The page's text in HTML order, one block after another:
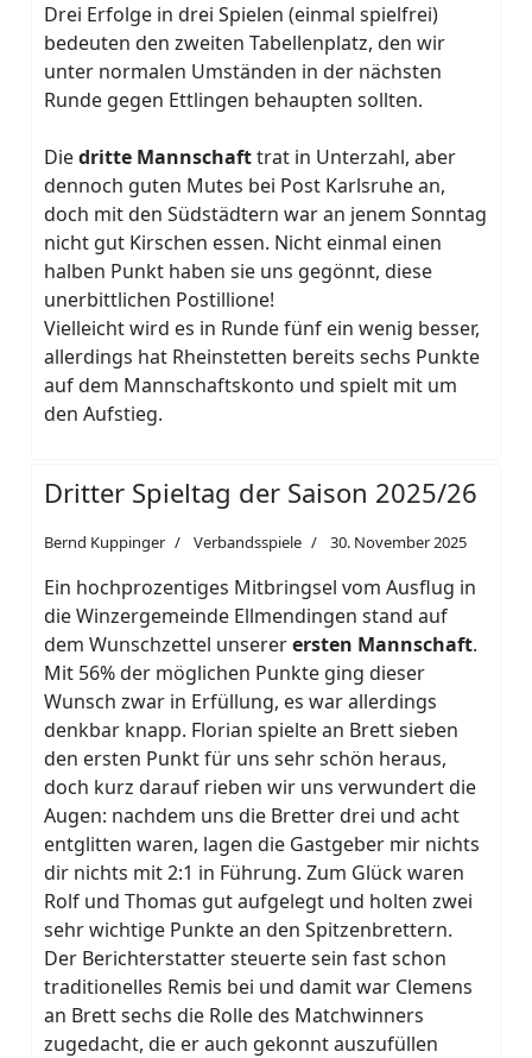
Drei Erfolge in drei Spielen (einmal spielfrei)
bedeuten den zweiten Tabellenplatz, den wir
unter normalen Umständen in der nächsten
Runde gegen Ettlingen behaupten sollten.
Diedritte Mannschafttrat in Unterzahl, aber
dennoch guten Mutes bei Post Karlsruhe an,
doch mit den Südstädtern war an jenem Sonntag
nicht gut Kirschen essen. Nicht einmal einen
halben Punkt haben sie uns gegönnt, diese
unerbittlichen Postillione!
Vielleicht wird es in Runde fünf ein wenig besser,
allerdings hat Rheinstetten bereits sechs Punkte
auf dem Mannschaftskonto und spielt mit um
den Aufstieg.
Dritter Spieltag der Saison 2025/26
Bernd Kuppinger Verbandsspiele 30. November 2025
Ein hochprozentiges Mitbringsel vom Ausflug in
die Winzergemeinde Ellmendingen stand auf
dem Wunschzettel unsererersten Mannschaft.
Mit 56% der möglichen Punkte ging dieser
Wunsch zwar in Erfüllung, es war allerdings
denkbar knapp. Florian spielte an Brett sieben
den ersten Punkt für uns sehr schön heraus,
doch kurz darauf rieben wir uns verwundert die
Augen: nachdem uns die Bretter drei und acht
entglitten waren, lagen die Gastgeber mir nichts
dir nichts mit 2:1 in Führung. Zum Glück waren
Rolf und Thomas gut aufgelegt und holten zwei
sehr wichtige Punkte an den Spitzenbrettern.
Der Berichterstatter steuerte sein fast schon
traditionelles Remis bei und damit war Clemens
an Brett sechs die Rolle des Matchwinners
zugedacht, die er auch gekonnt auszufüllen